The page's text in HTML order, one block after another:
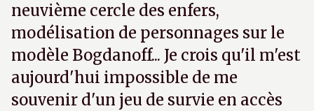
neuvième cercle des enfers,
modélisation de personnages sur le
modèle Bogdanoff... Je crois qu'il m'est
aujourd'hui impossible de me
souvenir d'un jeu de survie en accès